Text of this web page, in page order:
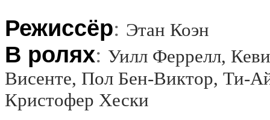
Режиссёр: Этан Коэн
В ролях: Уилл Феррелл,
Висенте, Пол Бен-Виктор, Ти-
Кристофер Хески